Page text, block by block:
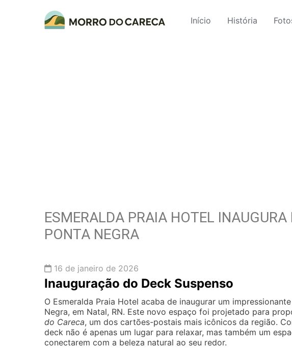
Início História
ESMERALDA PRAIA HOTEL INAUGURA
PONTA NEGRA
16 de janeiro de 2026
Inauguração do Deck Suspenso
O Esmeralda Praia Hotel acaba de inaugurar um impressionante
Negra, em Natal, RN. Este novo espaço foi projetado para
do Careca, um dos cartões-postais mais icônicos da região.
deck não é apenas um lugar para relaxar, mas também um
conectarem com a beleza natural ao seu redor.